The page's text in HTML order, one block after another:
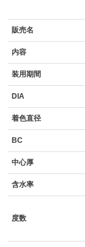
販売名
内容
装用期間
DIA
着色直径
BC
中心厚
含水率
度数